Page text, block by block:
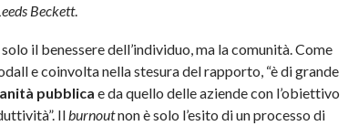
Beckett.
il benessere dell’individuo, ma la comunità. Come
e coinvolta nella stesura del rapporto, “è di grande
pubblica e da quello delle aziende con l’obiettivo
Ilburnoutnon è solo l’esito di un processo di